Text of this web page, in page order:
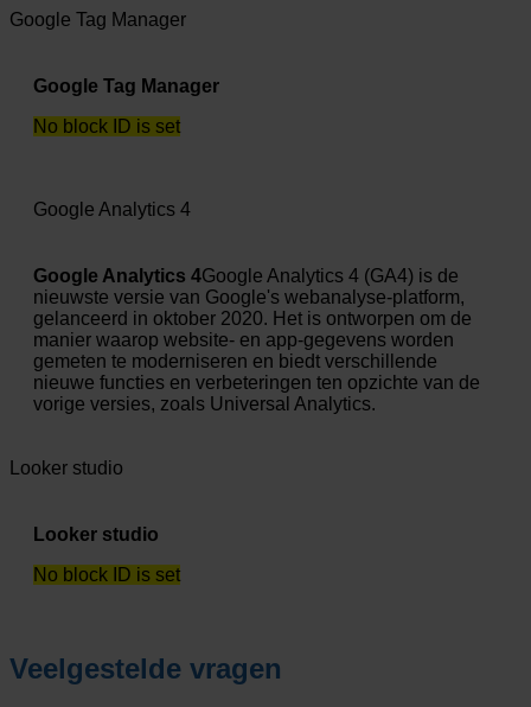
Google Tag Manager
Google Tag Manager
No block ID is set
Google Analytics 4
Google Analytics 4Google Analytics 4 (GA4) is de
nieuwste versie van Google's webanalyse-platform,
gelanceerd in oktober 2020. Het is ontworpen om de
manier waarop website- en app-gegevens worden
gemeten te moderniseren en biedt verschillende
nieuwe functies en verbeteringen ten opzichte van de
vorige versies, zoals Universal Analytics.
Looker studio
Looker studio
No block ID is set
Veelgestelde vragen